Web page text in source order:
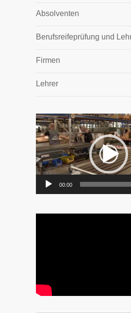
Absolventen
Berufsreifeprüfung und
Firmen
Lehrer
Video-
Player
00:00